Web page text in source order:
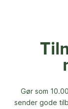
Gør som
sender gode